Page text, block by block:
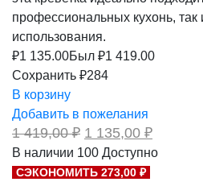
профессиональных кухонь,
использования.
₽1 135.00Был ₽1 419.00
Сохранить ₽284
В корзину
Добавить в пожелания
1 419,00₽ Первоначальная
цена
составляла
1
1 135,00 ₽Текущая
1
В наличии 100 Доступно
СЭКОНОМИТЬ 273,00 ₽